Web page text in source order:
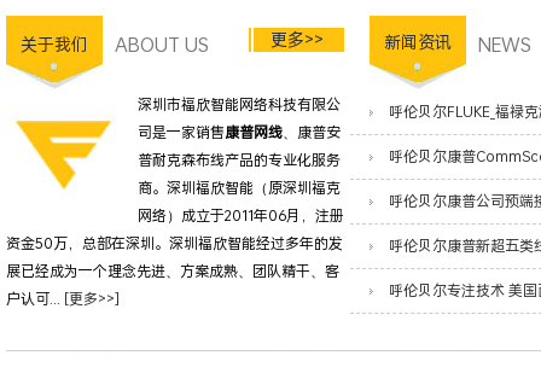
关于我们 ABOUT US 更多>>
深圳市福欣智能网络科技有限公
司是一家销售康普网线、康普安
普耐克森布线产品的专业化服务
商。深圳福欣智能（原深圳福克
网络）成立于2011年06月，注册
资金50万，总部在深圳。深圳福欣智能经过多年的发
展已经成为一个理念先进、方案成熟、团队精干、客
户认可... [更多>>]
新闻资讯 NEWS